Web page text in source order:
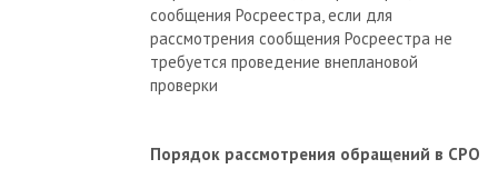
сообщения Росреестра, если для
рассмотрения сообщения Росреестра не
требуется проведение внеплановой
проверки
Порядок рассмотрения обращений в СРО